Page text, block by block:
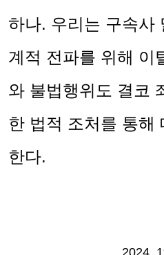
하나. 우리는 구속사
계적 전파를 위해 이
와 불법행위도 결코
한 법적 조처를 통해
한다.
2024.